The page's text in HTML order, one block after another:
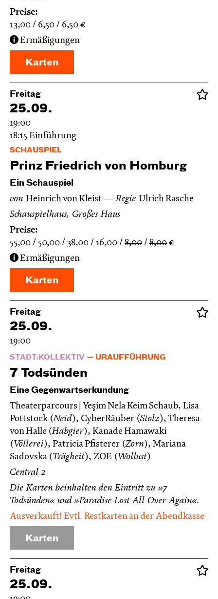
Preise:
13,00
6,50 6,50 €
Ermäßigungen
Karten
Freitag
25.09.
19:00
18:15 Einführung
SCHAUSPIEL
Prinz Friedrich von Homburg
Ein Schauspiel
von Heinrich von Kleist Regie Ulrich Rasche
Schauspielhaus, Großes Haus
Preise:
55,00
50,00 38,00 16,00 8,00 8,00 €
Ermäßigungen
Karten
Freitag
25.09.
19:00
STADT:KOLLEKTIV URAUFFÜHRUNG
7 Todsünden
Eine Gegenwartserkundung
Theaterparcours | Yeşim Nela Keim Schaub, Lisa
Pottstock (Neid), CyberRäuber (Stolz), Theresa
von Halle (Habgier), Kanade Hamawaki
( Völlerei), Patricia Pfisterer (Zorn), Mariana
Sadovska (Trägheit), ZOE ( Wollust)
Central 2
Die Karten beinhalten den Eintritt zu »7
Todsünden« und »Paradise Lost All Over Again«.
Ausverkauft! Evtl. Restkarten an der Abendkasse
Karten
Freitag
25.09.